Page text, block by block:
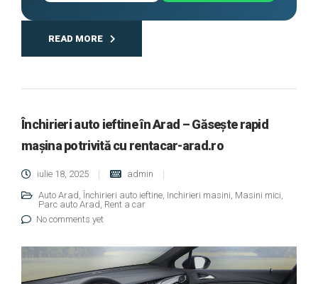
READ MORE
Închirieri auto ieftine în Arad – Găsește rapid
mașina potrivită cu rentacar-arad.ro
iulie 18, 2025
admin
Auto Arad, Închirieri auto ieftine, Inchirieri masini, Masini mici,
Parc auto Arad, Rent a car
No comments yet